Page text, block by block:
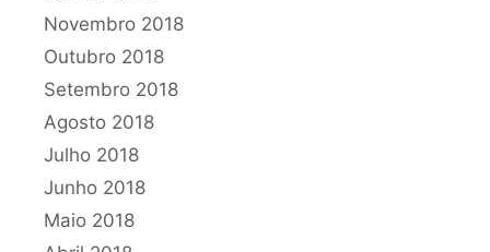
Novembro 2018
Outubro 2018
Setembro 2018
Agosto 2018
Julho 2018
Junho 2018
Maio 2018